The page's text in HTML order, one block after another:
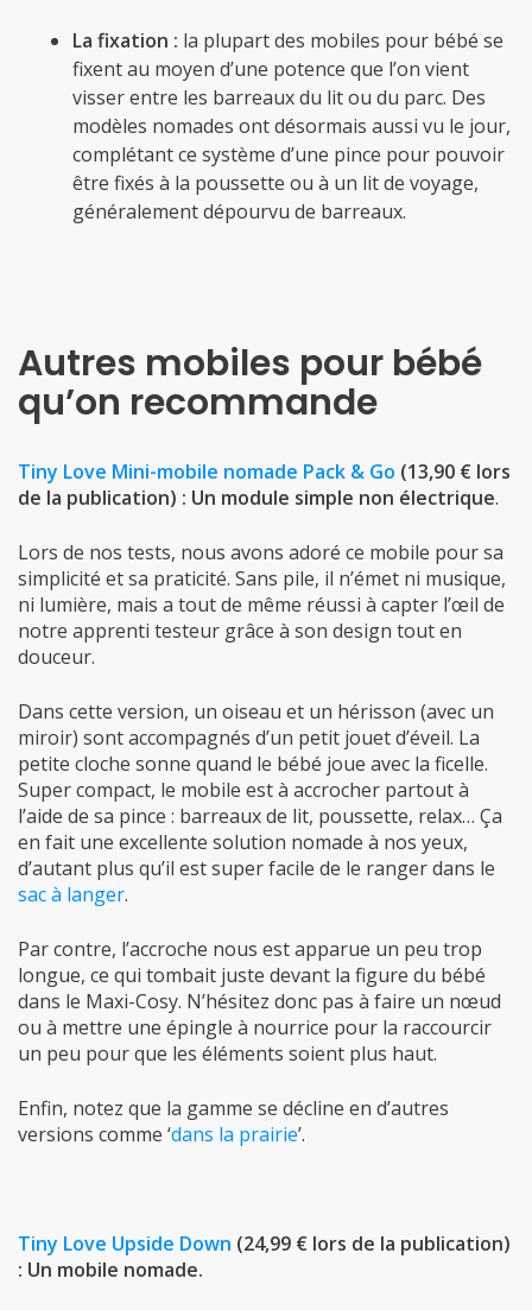
La fixation : la plupart des mobiles pour bébé se
fixent au moyen d’une potence que l’on vient
visser entre les barreaux du lit ou du parc. Des
modèles nomades ont désormais aussi vu le jour,
complétant ce système d’une pince pour pouvoir
être fixés à la poussette ou à un lit de voyage,
généralement dépourvu de barreaux.
Autres mobiles pour bébé
qu’on recommande
Tiny Love Mini-mobile nomade Pack & Go (13,90 € lors
de la publication) : Un module simple non électrique.
Lors de nos tests, nous avons adoré ce mobile pour sa
simplicité et sa praticité. Sans pile, il n’émet ni musique,
ni lumière, mais a tout de même réussi à capter l’œil de
notre apprenti testeur grâce à son design tout en
douceur.
Dans cette version, un oiseau et un hérisson (avec un
miroir) sont accompagnés d’un petit jouet d’éveil. La
petite cloche sonne quand le bébé joue avec la ficelle.
Super compact, le mobile est à accrocher partout à
l’aide de sa pince : barreaux de lit, poussette, relax… Ça
en fait une excellente solution nomade à nos yeux,
d’autant plus qu’il est super facile de le ranger dans le
sac à langer.
Par contre, l’accroche nous est apparue un peu trop
longue, ce qui tombait juste devant la figure du bébé
dans le Maxi-Cosy. N’hésitez donc pas à faire un nœud
ou à mettre une épingle à nourrice pour la raccourcir
un peu pour que les éléments soient plus haut.
Enfin, notez que la gamme se décline en d’autres
versions comme ‘dans la prairie’.
Tiny Love Upside Down (24,99 € lors de la publication)
: Un mobile nomade.